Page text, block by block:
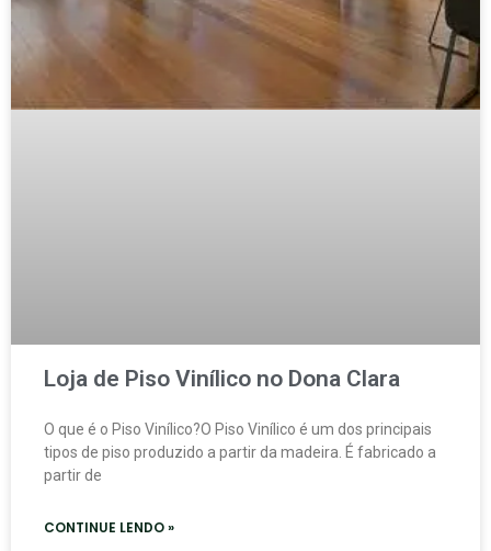
Loja de Piso Vinílico no Dona Clara
O que é o Piso Vinílico?O Piso Vinílico é um dos principais
tipos de piso produzido a partir da madeira. É fabricado a
partir de
CONTINUE LENDO »